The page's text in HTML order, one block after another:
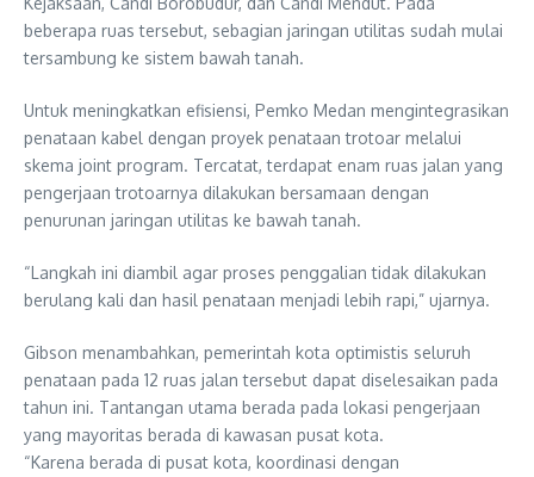
beberapa ruas tersebut, sebagian jaringan utilitas sudah mulai
tersambung ke sistem bawah tanah.
Untuk meningkatkan efisiensi, Pemko Medan mengintegrasikan
penataan kabel dengan proyek penataan trotoar melalui
skema joint program. Tercatat, terdapat enam ruas jalan yang
pengerjaan trotoarnya dilakukan bersamaan dengan
penurunan jaringan utilitas ke bawah tanah.
“Langkah ini diambil agar proses penggalian tidak dilakukan
berulang kali dan hasil penataan menjadi lebih rapi,” ujarnya.
Gibson menambahkan, pemerintah kota optimistis seluruh
penataan pada 12 ruas jalan tersebut dapat diselesaikan pada
tahun ini. Tantangan utama berada pada lokasi pengerjaan
yang mayoritas berada di kawasan pusat kota.
“Karena berada di pusat kota, koordinasi dengan